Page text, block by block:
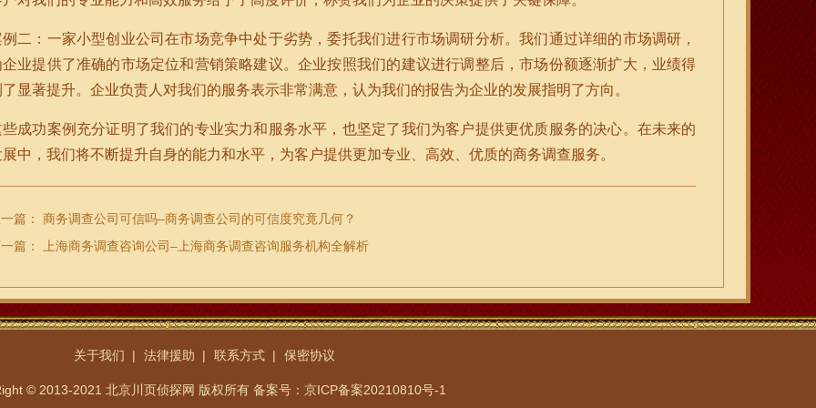
二：一家小型创业公司在市场竞争中处于劣势，委托我们进行市场调研分析。我们通过详细的市场调研，
企业提供了准确的市场定位和营销策略建议。企业按照我们的建议进行调整后，市场份额逐渐扩大，业绩得
显著提升。企业负责人对我们的服务表示非常满意，认为我们的报告为企业的发展指明了方向。
些成功案例充分证明了我们的专业实力和服务水平，也坚定了我们为客户提供更优质服务的决心。在未来的
中，我们将不断提升自身的能力和水平，为客户提供更加专业、高效、优质的商务调查服务。
篇：
商务调查公司可信吗–商务调查公司的可信度究竟几何？
篇：
上海商务调查咨询公司–上海商务调查咨询服务机构全解析
关于我们 法律援助 联系方式 保密协议
© 2013-2021 北京川页侦探网 版权所有 备案号：京ICP备案20210810号-1